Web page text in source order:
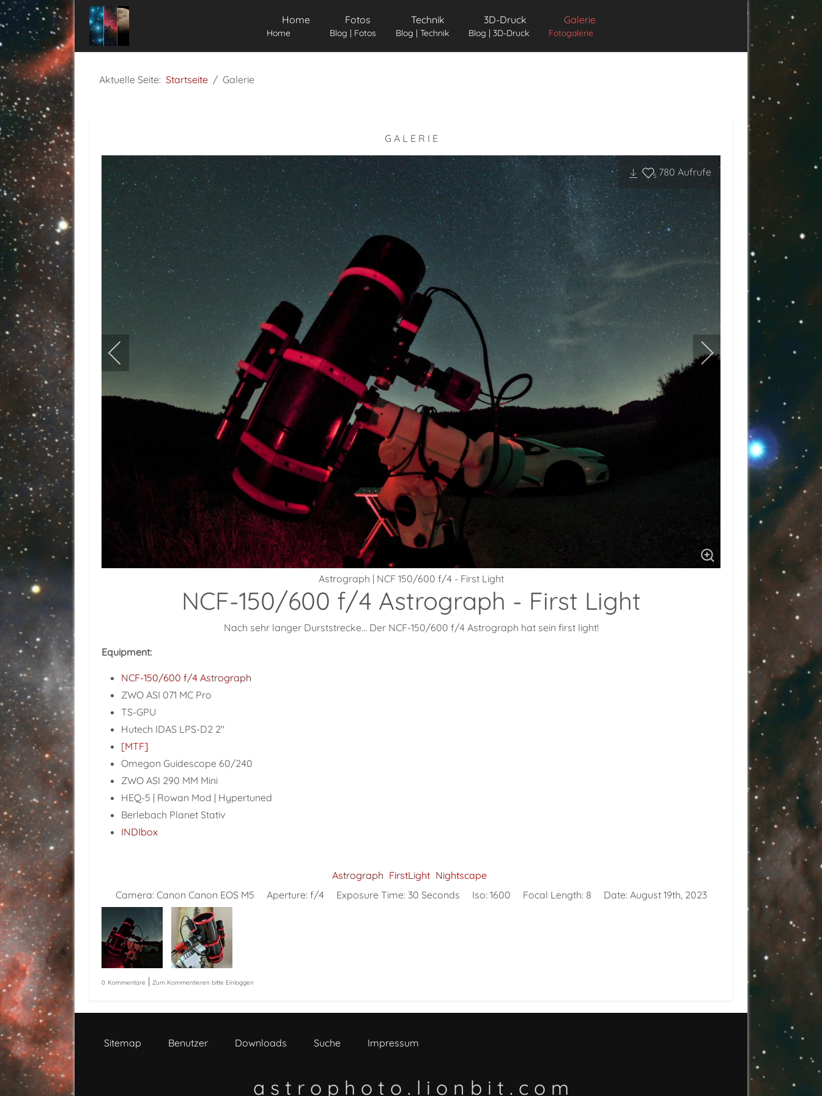
Home
Home
Fotos
Blog | Fotos
Technik
Blog | Technik
3D-Druck
Blog | 3D-Druck
Galerie
Fotogalerie
Aktuelle Seite: Startseite Galerie
G A L E R I E
5 780 Aufrufe
Astrograph | NCF 150/600 f/4 - First Light
NCF-150/600 f/4 Astrograph - First Light
Nach sehr langer Durststrecke... Der NCF-150/600 f/4 Astrograph hat sein first light!
Equipment:
NCF-150/600 f/4 Astrograph
ZWO ASI 071 MC Pro
TS-GPU
Hutech IDAS LPS-D2 2"
[MTF]
Omegon Guidescope 60/240
ZWO ASI 290 MM Mini
HEQ-5 | Rowan Mod | Hypertuned
Berlebach Planet Stativ
INDIbox
Astrograph FirstLight Nightscape
Camera: Canon Canon EOS M5 Aperture: f/4 Exposure Time: 30 Seconds Iso: 1600 Focal Length: 8 Date: August 19th, 2023
0 Kommentare | Zum Kommentieren bitte Einloggen
Sitemap Benutzer Downloads Suche Impressum
a s t r o p h o t o . l i o n b i t . c o m